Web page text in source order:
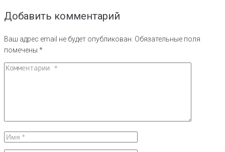
Добавить комментарий
Ваш адрес email не будет опубликован. Обязательные поля
помечены *